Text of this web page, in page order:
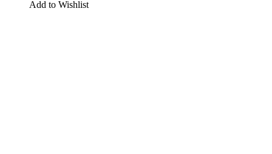
Add to Wishlist